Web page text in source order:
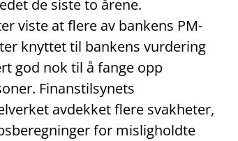
oss Jobb hos oss
de siste to årene.
viste at flere av bankens PM-
knyttet til bankens vurdering
god nok til å fange opp
Finanstilsynets
avdekket flere svakheter,
for misligholdte